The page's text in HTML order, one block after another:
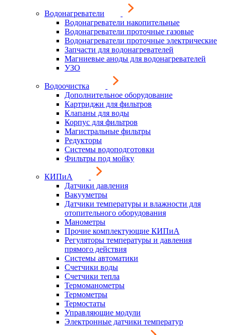
Водонагреватели
Водонагреватели накопительные
Водонагреватели проточные газовые
Водонагреватели проточные электрические
Запчасти для водонагревателей
Магниевые аноды для водонагревателей
УЗО
Водоочистка
Дополнительное оборудование
Картриджи для фильтров
Клапаны для воды
Корпус для фильтров
Магистральные фильтры
Редукторы
Системы водоподготовки
Фильтры под мойку
КИПиА
Датчики давления
Вакууметры
Датчики температуры и влажности для
отопительного оборудования
Манометры
Прочие комплектующие КИПиА
Регуляторы температуры и давления
прямого действия
Системы автоматики
Счетчики воды
Счетчики тепла
Термоманометры
Термометры
Термостаты
Управляющие модули
Электронные датчики температур